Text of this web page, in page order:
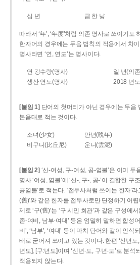
십 년 금 한 냥
따라서 ‘年’, ‘年度’처럼 의존 명사로 쓰이기도
한자어의 경우에는 두음 법칙의 적용에서 차이
명사라면 ‘연, 연도’는 명사이다.
연 강수량(명사)
일 년(의
생산 연도(명사)
2018 년
[붙임 1] 단어의 첫머리가 아닌 경우에는 두음
본음대로 적는 것이다.
소녀(少女) 만년(晩年)
비구니(比丘尼)
운니(雲泥)
[붙임 2] ‘신-여성, 구-여성, 공-염불’은 이미 두
명사 ‘여성, 염불’에 ‘신-, 구-, 공-’이 결합한 구
공염불’로 적는다. ‘접두사처럼 쓰이는 한자’라
(舊)’와 같은 한자를 접두사로만 단정하기 어
제로 ‘구(舊)’는 ‘구 시민 회관’과 같은 구성에
존­-여비, 남부-­여대’ 등은 엄밀히 말하면 합성어
비’, ‘남부’, ‘여대’ 등이 마치 단어와 같이 인
태로 굳어져 쓰이고 있는 것이다. 한편 ‘신년도
년도], [구ː년도]이며 ‘신년­-도, 구년-­도’로 분석
적용되지 않는다.